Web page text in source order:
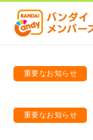
重要なお知らせ
重要なお知らせ